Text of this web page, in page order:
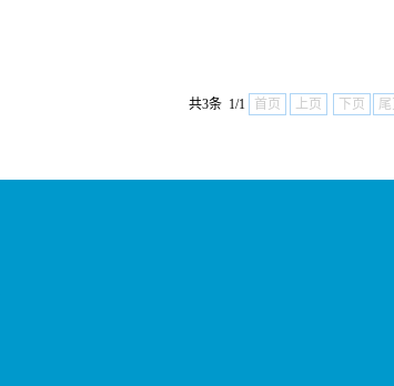
共3条 1/1 首页 上页 下页 尾